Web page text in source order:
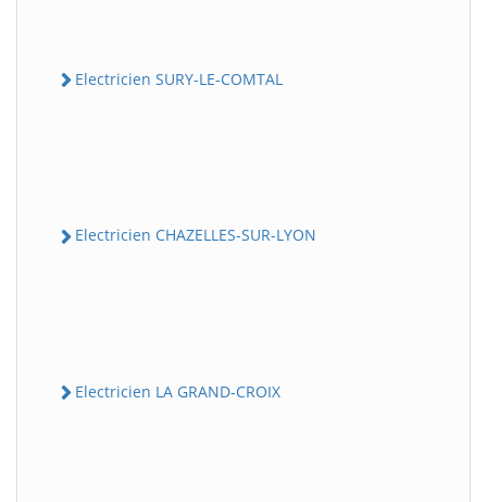
Electricien SURY-LE-COMTAL
Electricien CHAZELLES-SUR-LYON
Electricien LA GRAND-CROIX